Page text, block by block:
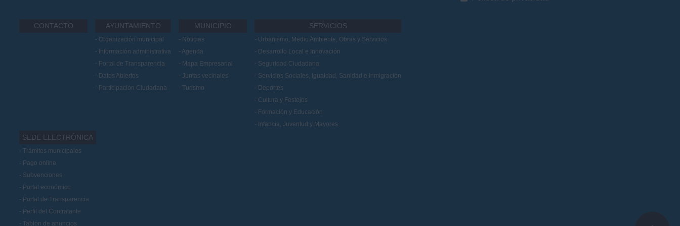
CONTACTO AYUNTAMIENTO
Organización municipal
Información administrativa
Portal de Transparencia
Datos Abiertos
Participación Ciudadana
MUNICIPIO
Noticias
Agenda
Mapa Empresarial
Juntas vecinales
Turismo
SERVICIOS
Urbanismo, Medio Ambiente, Obras y Servicios
Desarrollo Local e Innovación
Seguridad Ciudadana
Servicios Sociales, Igualdad, Sanidad e Inmigración
Deportes
Cultura y Festejos
Formación y Educación
Infancia, Juventud y Mayores
SEDE ELECTRÓNICA
Trámites municipales
Pago online
Subvenciones
Portal económico
Portal de Transparencia
Perfil del Contratante
Tablón de anuncios